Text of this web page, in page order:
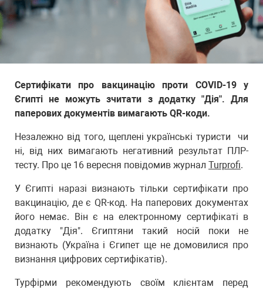
Сертифікати про вакцинацію проти COVID-19 у
Єгипті не можуть зчитати з додатку "Дія". Для
паперових документів вимагають QR-коди.
Незалежно від того, щеплені українські туристи чи
ні, від них вимагають негативний результат ПЛР-
тесту. Про це 16 вересня повідомив журнал Turprofi.
У Єгипті наразі визнають тільки сертифікати про
вакцинацію, де є QR-код. На паперових документах
його немає. Він є на електронному сертифікаті в
додатку "Дія". Єгиптяни такий носій поки не
визнають (Україна і Єгипет ще не домовилися про
визнання цифрових сертифікатів).
Турфірми рекомендують своїм клієнтам перед